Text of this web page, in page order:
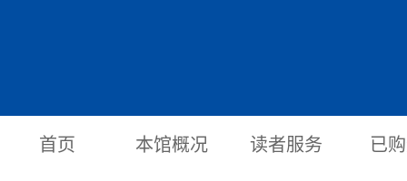
首页 本馆概况 读者服务 已